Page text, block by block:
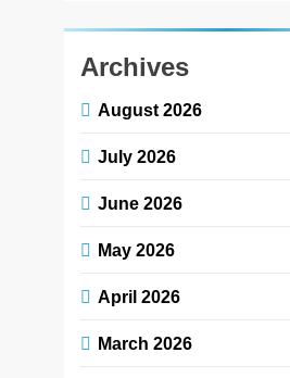
Archives
August 2026
July 2026
June 2026
May 2026
April 2026
March 2026